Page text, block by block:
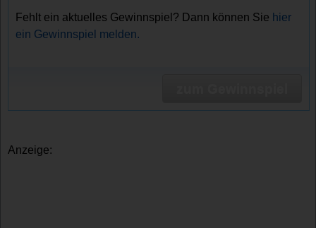
Fehlt ein aktuelles Gewinnspiel? Dann können Sie hier
ein Gewinnspiel melden.
Anzeige: